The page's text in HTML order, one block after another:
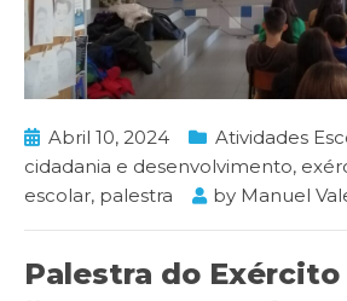
Abril 10, 2024 Atividades
cidadania e desenvolvimento,
escolar, palestra by Manuel
Palestra do Exército